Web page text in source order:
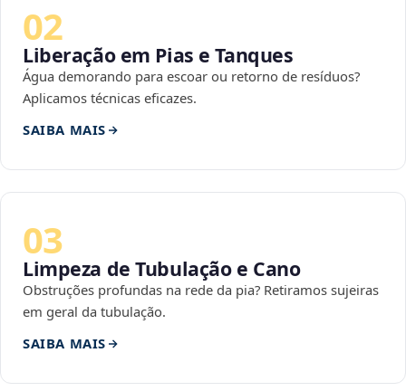
02
Liberação em Pias e Tanques
Água demorando para escoar ou retorno de resíduos?
Aplicamos técnicas eficazes.
SAIBA MAIS
03
Limpeza de Tubulação e Cano
Obstruções profundas na rede da pia? Retiramos sujeiras
em geral da tubulação.
SAIBA MAIS